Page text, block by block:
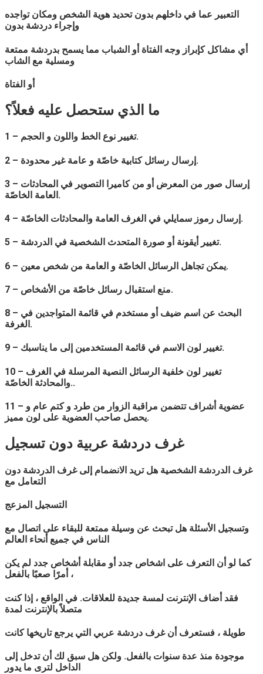
التعبير عما في داخلهم بدون تحديد هوية الشخص ومكان تواجده
وإجراء دردشة بدون
أي مشاكل كإبراز وجه الفتاة أو الشباب مما يسمح بدردشة ممتعة
ومسلية مع الشاب
أو الفتاة
ما الذي ستحصل عليه فعلاً؟
1 – تغيير نوع الخط واللون و الحجم.
2 – إرسال رسائل كتابية خاصّة و عامة غير محدودة.
3 – إرسال صور من المعرض أو من كاميرا التصوير في المحادثات
العامة الخاصّة.
4 – إرسال رموز سمايلي في الغرف العامة والمحادثات الخاصّة.
5 – تغيير أيقونة أو صورة المتحدث الشخصية في الدردشة.
6 – يمكن تجاهل الرسائل الخاصّة و العامة من شخص معين.
7 – منع استقبال رسائل خاصّة من الأشخاص.
8 – البحث عن اسم ضيف أو مستخدم في قائمة المتواجدين في
الغرفة.
9 – تغيير لون الاسم في قائمة المستخدمين إلى ما يناسبك.
10 – تغيير لون خلفية الرسائل النصية المرسلة في الغرف
والمحادثة الخاصّة..
11 – عضوية أشراف تتضمن مراقبة الزوار من طرد و كتم عام و
يحصل صاحب العضوية على لون مميز.
غرف دردشة عربية دون تسجيل
غرف الدردشة الشخصية هل تريد الانضمام إلى غرف الدردشة دون
التعامل مع
التسجيل المزعج
وتسجيل الأسئلة هل تبحث عن وسيلة ممتعة للبقاء على اتصال مع
الناس في جميع أنحاء العالم
كما لو أن التعرف على اشخاص جدد أو مقابلة أشخاص جدد لم يكن
أمرًا صعبًا بالفعل ،
فقد أضاف الإنترنت لمسة جديدة للعلاقات. في الواقع ، إذا كنت
متصلاً بالإنترنت لمدة
طويلة ، فستعرف أن غرف دردشة عربي التي يرجع تاريخها كانت
موجودة منذ عدة سنوات بالفعل. ولكن هل سبق لك أن تدخل إلى
الداخل لترى ما يدور